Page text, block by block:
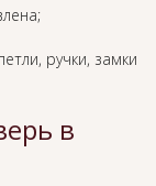
ручки, замки
в